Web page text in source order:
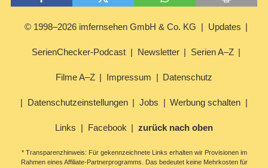
© 1998–2026 imfernsehen GmbH & Co. KG Updates
SerienChecker-Podcast Newsletter Serien A–Z
Filme A–Z Impressum Datenschutz
Datenschutzeinstellungen Jobs Werbung schalten
Links Facebook zurück nach oben
* Transparenzhinweis: Für gekennzeichnete Links erhalten wir Provisionen im
Rahmen eines Affiliate-Partnerprogramms. Das bedeutet keine Mehrkosten für